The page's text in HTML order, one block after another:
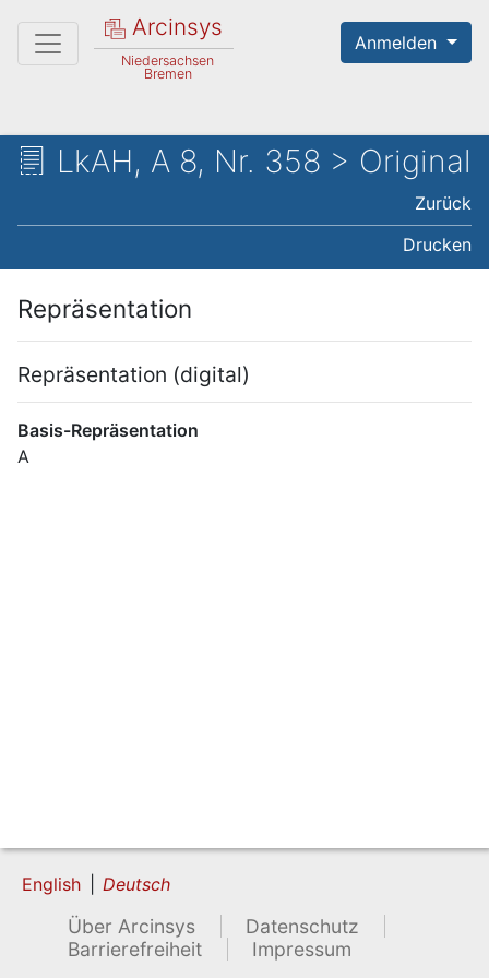
Arcinsys
Niedersachsen
Bremen
Anmelden
LkAH, A 8, Nr. 358 > Original
Zurück
Drucken
Repräsentation
Repräsentation (digital)
Basis-Repräsentation
A
English Deutsch
Über Arcinsys
Datenschutz
Barrierefreiheit
Impressum